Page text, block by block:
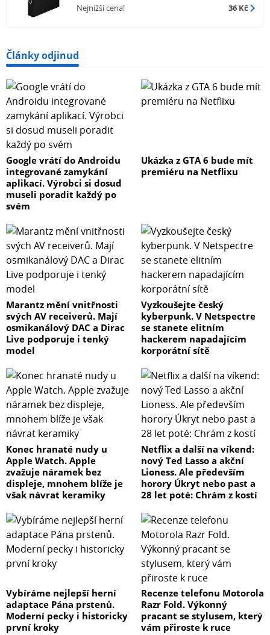
Nejnižší cena! 36 Kč
Články odjinud
Google vrátí do Androidu
integrované zamykání
aplikací. Výrobci si dosud
museli poradit každý po
svém
Ukázka z GTA 6 bude mít
premiéru na Netflixu
Marantz mění vnitřnosti
svých AV receiverů. Mají
osmikanálový DAC a Dirac
Live podporuje i tenký
model
Vyzkoušejte český
kyberpunk. V Netspectre
se stanete elitním
hackerem napadajícím
korporátní sítě
Konec hranaté nudy u
Apple Watch. Apple
zvažuje náramek bez
displeje, mnohem blíže je
však návrat keramiky
Netflix a další na víkend:
nový Ted Lasso a akční
Lioness. Ale především
horory Úkryt nebo past a
28 let poté: Chrám z kostí
Vybíráme nejlepší herní
adaptace Pána prstenů.
Moderní pecky i historicky
první kroky
Recenze telefonu Motorola
Razr Fold. Výkonný
pracant se stylusem, který
vám přiroste k ruce